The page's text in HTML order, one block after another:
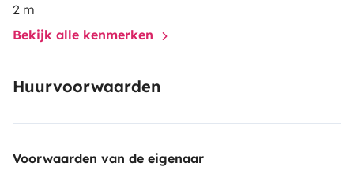
2 m
Bekijk alle kenmerken
Huurvoorwaarden
Voorwaarden van de eigenaar